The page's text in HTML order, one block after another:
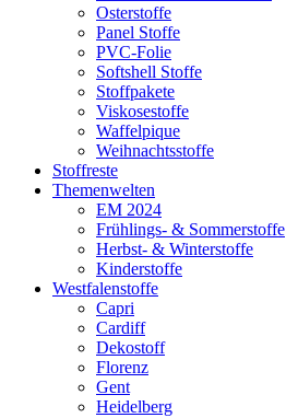
Osterstoffe
Panel Stoffe
PVC-Folie
Softshell Stoffe
Stoffpakete
Viskosestoffe
Waffelpique
Weihnachtsstoffe
Stoffreste
Themenwelten
EM 2024
Frühlings- & Sommerstoffe
Herbst- & Winterstoffe
Kinderstoffe
Westfalenstoffe
Capri
Cardiff
Dekostoff
Florenz
Gent
Heidelberg